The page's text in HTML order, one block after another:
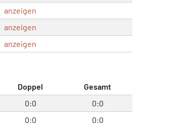
anzeigen
anzeigen
anzeigen
Doppel
Gesamt
0:0
0:0
0:0
0:0